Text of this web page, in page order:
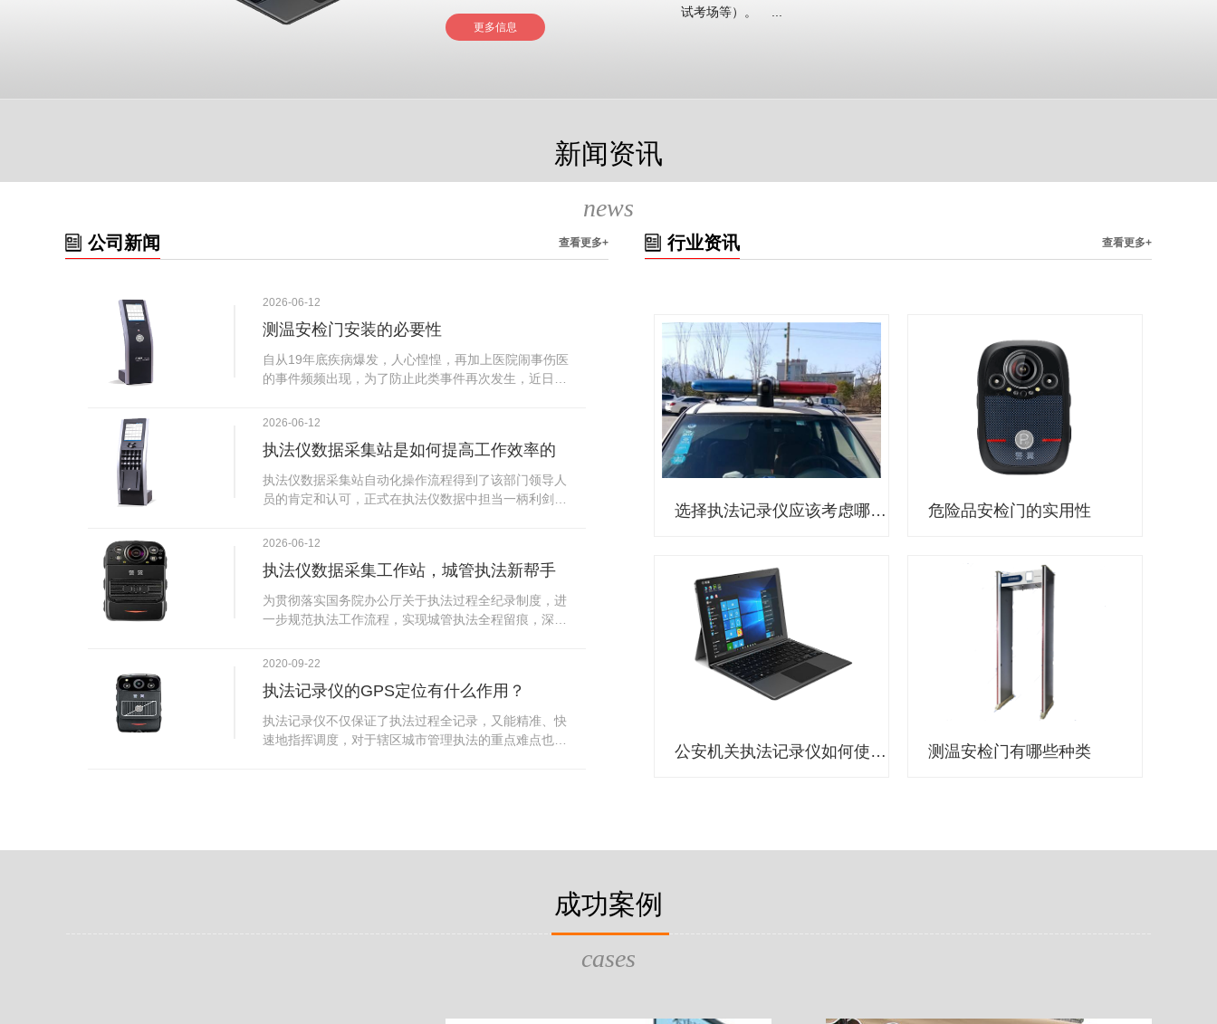
更多信息
新闻资讯
news
公司新闻 查看更多+
2026-06-12
测温安检门安装的必要性
自从19年底疾病爆发，人心惶惶，再加上医院闹事伤医
的事件频频出现，为了防止此类事件再次发生，近日，
尽快的安装安检门等设备，开展安全工作。此消息一经
个，其一，安装安检门是否会激化矛盾。其二，安装安
检门可以防范于未然。1月6号当天，南宁市第二医院刚
试行安检的首日，检查出10多把各类刀具和一把管制类
可以，能够保障急诊的快速通道顺畅就可以。
2026-06-12
执法仪数据采集站是如何提高工作效率的
执法仪数据采集站自动化操作流程得到了该部门领导人
员的肯定和认可，正式在执法仪数据中担当一柄利剑。
步，首先执法仪数据采集站支持多台执法仪同时上传数
取目标对象，并同步到采集站中，此外设备具有断点续
传的功能，如果碰到网络故障，可以从已经上传或下载
的部分开始继续上传下载未完成的部分，而没有必要从
据和自动充电，方便执法人员下次直接使用，提高执法
仪数据效率。执法仪数据采集站还具有强大的数据存储
据，将统计结果以图表或者报表的形式呈现；设备设置
有用户操作权限管理，自动将用户警员编号与执法仪编
2026-06-12
执法仪数据采集工作站，城管执法新帮手
为贯彻落实国务院办公厅关于执法过程全纪录制度，进
一步规范执法工作流程，实现城管执法全程留痕，深入
手。执法记录仪是我们队员在路面执法的必备品，它忠
盾的发生。现在有了执法仪数据采集工作站，执法队员
的担忧便得到有效的解决。每个采集工作站可支持多台
执法记录仪设备同时上传数据，队员当天使用当天上
充电、校校时，做执法记录仪的贴心小"保姆"。随着群
场资料，直戳了当的展示给行政相对人看，有效的减少
2020-09-22
执法记录仪的GPS定位有什么作用？
执法记录仪不仅保证了执法过程全记录，又能精准、快
速地指挥调度，对于辖区城市管理执法的重点难点也能
在平台的电子地图上显示出设备的具体位置，实时查看
能，在实战中发挥着重要的作用，能广泛应用于交警公
安执法、卫生监督、城管执法、海关执法、路政、质量
行业资讯 查看更多+
选择执法记录仪应该考虑哪些因素？ 危险品安检门的实用性
公安机关执法记录仪如何使用？ 测温安检门有哪些种类
成功案例
cases